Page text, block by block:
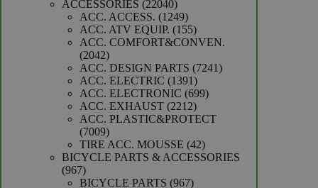
producten
ACCESSORIES 2204022040
producten
ACC. ACCESS. 12491249
producten
ACC. ATV EQUIP. 155155
producten
ACC. COMFORT&CONVEN.
20422042
producten
ACC. DESIGN PARTS 72417241
ACC. ELECTRIC 13911391
producten
ACC. ELECTRONIC 699699
ACC. EXHAUST 22122212
producten
ACC. PLASTIC&PROTECT
70097009
producten
TIRE ACC. MOUSSE 4242
producten
BICYCLE PARTS & ACCESSORIES
967967
producten
BICYCLE PARTS 967967